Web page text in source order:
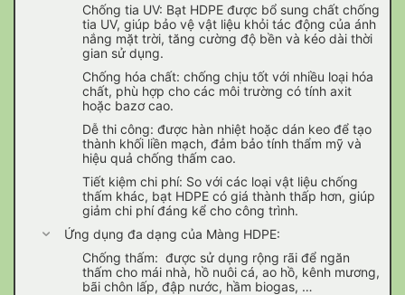
Chống tia UV: Bạt HDPE được bổ sung chất chống
tia UV, giúp bảo vệ vật liệu khỏi tác động của ánh
nắng mặt trời, tăng cường độ bền và kéo dài thời
gian sử dụng.
Chống hóa chất: chống chịu tốt với nhiều loại hóa
chất, phù hợp cho các môi trường có tính axit
hoặc bazơ cao.
Dễ thi công: được hàn nhiệt hoặc dán keo để tạo
thành khối liền mạch, đảm bảo tính thẩm mỹ và
hiệu quả chống thấm cao.
Tiết kiệm chi phí: So với các loại vật liệu chống
thấm khác, bạt HDPE có giá thành thấp hơn, giúp
giảm chi phí đáng kể cho công trình.
Ứng dụng đa dạng của Màng HDPE:
Chống thấm: được sử dụng rộng rãi để ngăn
thấm cho mái nhà, hồ nuôi cá, ao hồ, kênh mương,
bãi chôn lấp, đập nước, hầm biogas, …